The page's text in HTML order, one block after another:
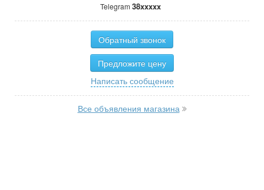
Telegram 38xxxxx
Обратный звонок
Предложите цену
Написать сообщение
Все объявления магазина